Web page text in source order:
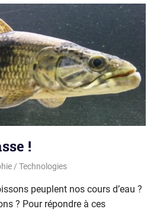
!
Technologies
peuplent nos cours d’eau ?
? Pour répondre à ces